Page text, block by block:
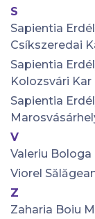
S
Sapientia
Csíkszeredai
Sapientia
Kolozsvári
Sapientia
V
Valeriu
Viorel
Z
Zaharia Boiu